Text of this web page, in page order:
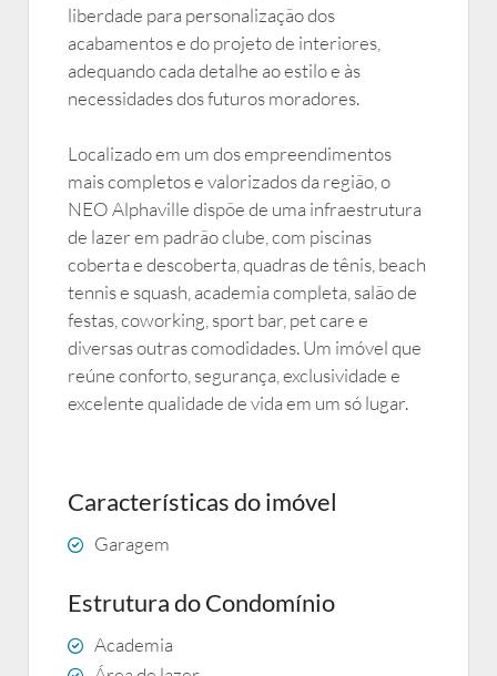
liberdade para personalização dos
acabamentos e do projeto de interiores,
adequando cada detalhe ao estilo e às
necessidades dos futuros moradores.
Localizado em um dos empreendimentos
mais completos e valorizados da região, o
NEO Alphaville dispõe de uma infraestrutura
de lazer em padrão clube, com piscinas
coberta e descoberta, quadras de tênis, beach
tennis e squash, academia completa, salão de
festas, coworking, sport bar, pet care e
diversas outras comodidades. Um imóvel que
reúne conforto, segurança, exclusividade e
excelente qualidade de vida em um só lugar.
Características do imóvel
Garagem
Estrutura do Condomínio
Academia